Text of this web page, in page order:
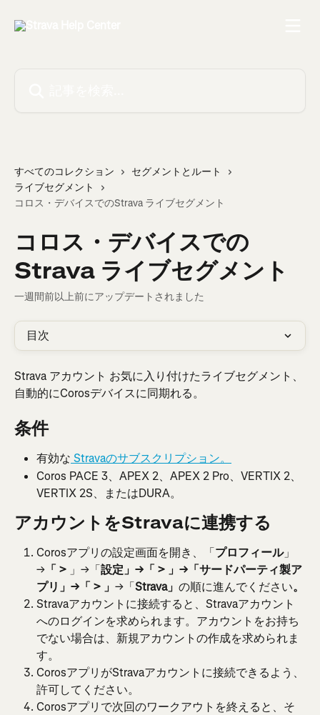
すべてのコレクション
セグメントとルート
ライブセグメント
コロス・デバイスでのStrava ライブセグメント
コロス・デバイスでの
Strava ライブセグメント
一週間前以上前にアップデートされました
目次
Strava アカウント お気に入り付けたライブセグメント、
自動的にCorosデバイスに同期れる。
条件
有効な Stravaのサブスクリプション。
Coros PACE 3、APEX 2、APEX 2 Pro、VERTIX 2、
VERTIX 2S、またはDURA。
アカウントをStravaに連携する
Corosアプリの設定画面を開き、「プロフィール」
→ 「 > 」→「設定」→「 > 」→「サードパーティ製ア
プリ」→「 > 」 →「Strava」 の順に進んでください。
Stravaアカウントに接続すると、Stravaアカウント
へのログインを求められます。アカウントをお持ち
でない場合は、新規アカウントの作成を求められま
す。
CorosアプリがStravaアカウントに接続できるよう、
許可してください。
Corosアプリで次回のワークアウトを終えると、そ